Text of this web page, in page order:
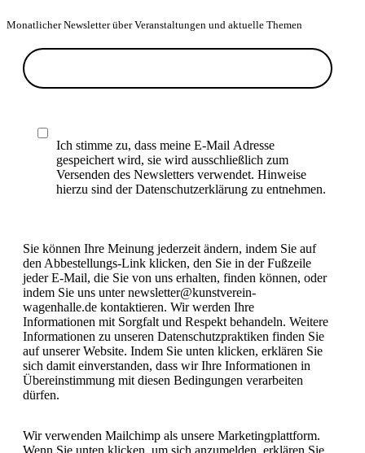
Monatlicher Newsletter über Veranstaltungen und aktuelle Themen
Ich stimme zu, dass meine E-Mail Adresse
gespeichert wird, sie wird ausschließlich zum
Versenden des Newsletters verwendet. Hinweise
hierzu sind der Datenschutzerklärung zu entnehmen.
Sie können Ihre Meinung jederzeit ändern, indem Sie auf
den Abbestellungs-Link klicken, den Sie in der Fußzeile
jeder E-Mail, die Sie von uns erhalten, finden können, oder
indem Sie uns unter newsletter@kunstverein-
wagenhalle.de kontaktieren. Wir werden Ihre
Informationen mit Sorgfalt und Respekt behandeln. Weitere
Informationen zu unseren Datenschutzpraktiken finden Sie
auf unserer Website. Indem Sie unten klicken, erklären Sie
sich damit einverstanden, dass wir Ihre Informationen in
Übereinstimmung mit diesen Bedingungen verarbeiten
dürfen.
Wir verwenden Mailchimp als unsere Marketingplattform.